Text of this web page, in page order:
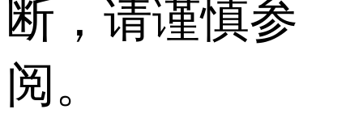
断，请谨慎参
阅。